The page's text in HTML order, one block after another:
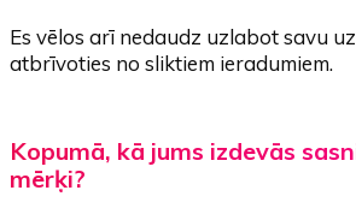
Es vēlos arī nedaudz uzlabot savu
atbrīvoties no sliktiem ieradumiem.
Kopumā, kā jums izdevās
mērķi?